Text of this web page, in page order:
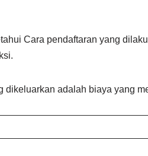
Cara pendaftaran yang
dikeluarkan adalah biaya yang